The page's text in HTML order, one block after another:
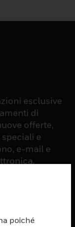
esclusive
di
offerte,
e
e-mail e
poiché